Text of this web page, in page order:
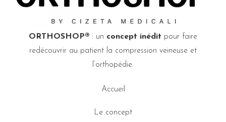
ORTHOSHOP® : un concept inédit pour faire
redécouvrir au patient la compression veineuse et
l’orthopédie.
Accueil
Le concept